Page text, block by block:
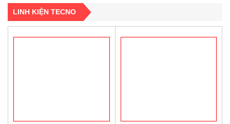
LINH KIỆN TECNO